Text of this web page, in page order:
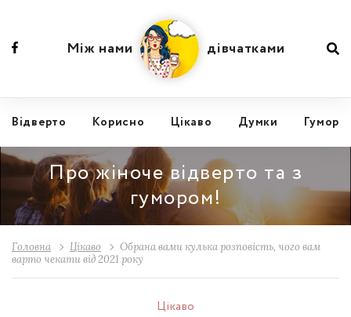
Відвертo Корисно Цікаво Думки Гумор
Між нами дівчатками
Про жіноче відверто та з
гумором!
Головна Цікаво
Обрана вами кулька розповість, чого вам
варто чекати від 2021 року
Цікаво